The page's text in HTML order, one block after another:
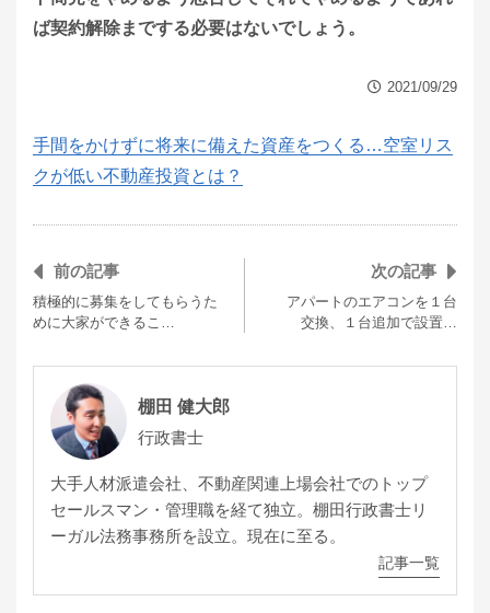
ば契約解除までする必要はないでしょう。
2021/09/29
手間をかけずに将来に備えた資産をつくる…空室リス
クが低い不動産投資とは？
前の記事
積極的に募集をしてもらうた
めに大家ができるこ…
次の記事
アパートのエアコンを１台
交換、１台追加で設置…
棚田 健大郎
行政書士
大手人材派遣会社、不動産関連上場会社でのトップ
セールスマン・管理職を経て独立。棚田行政書士リ
ーガル法務事務所を設立。現在に至る。
記事一覧